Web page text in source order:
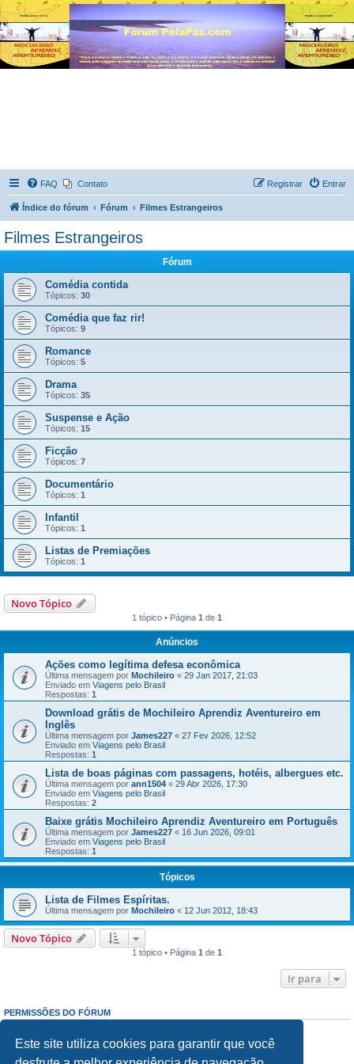
Este site utiliza cookies para garantir que você
FAQ Contato Entrar
Registrar
Índice do fórum Fórum Filmes Estrangeiros
Filmes Estrangeiros
Fórum
Comédia contida
Tópicos: 30
Comédia que faz rir!
Tópicos: 9
Romance
Tópicos: 5
Drama
Tópicos: 35
Suspense e Ação
Tópicos: 15
Ficção
Tópicos: 7
Documentário
Tópicos: 1
Infantil
Tópicos: 1
Listas de Premiações
Tópicos: 1
Novo Tópico
1 tópico • Página 1 de 1
Anúncios
Ações como legítima defesa econômica
Última mensagem por Mochileiro « 29 Jan 2017, 21:03
Enviado em Viagens pelo Brasil
Respostas: 1
Download grátis de Mochileiro Aprendiz Aventureiro em
Inglês
Última mensagem por James227 « 27 Fev 2026, 12:52
Enviado em Viagens pelo Brasil
Respostas: 1
Lista de boas páginas com passagens, hotéis, albergues etc.
Última mensagem por ann1504 « 29 Abr 2026, 17:30
Enviado em Viagens pelo Brasil
Respostas: 2
Baixe grátis Mochileiro Aprendiz Aventureiro em Português
Última mensagem por James227 « 16 Jun 2026, 09:01
Enviado em Viagens pelo Brasil
Respostas: 1
Tópicos
Lista de Filmes Espíritas.
Última mensagem por Mochileiro « 12 Jun 2012, 18:43
Novo Tópico
1 tópico • Página 1 de 1
Ir para
PERMISSÕES DO FÓRUM
Responder mensagens:
Proibido
Editar mensagens:Proibido
Excluir mensagens:Proibido